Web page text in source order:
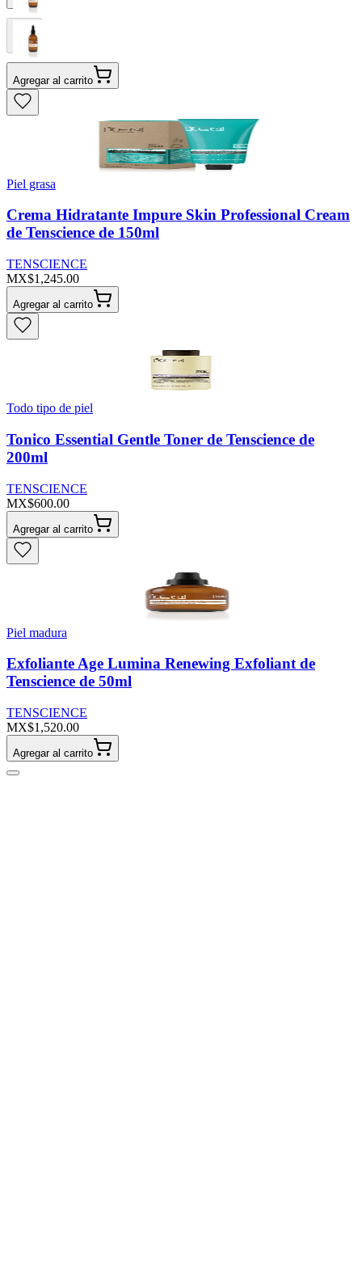
Agregar al carrito
Piel grasa
Crema Hidratante Impure Skin Professional Cream
de Tenscience de 150ml
TENSCIENCE
MX$1,245.00
Agregar al carrito
Todo tipo de piel
Tonico Essential Gentle Toner de Tenscience de
200ml
TENSCIENCE
MX$600.00
Agregar al carrito
Piel madura
Exfoliante Age Lumina Renewing Exfoliant de
Tenscience de 50ml
TENSCIENCE
MX$1,520.00
Agregar al carrito